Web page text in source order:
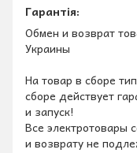
Гарантія:
Обмен и возврат
Украины
На товар в сборе
сборе действует
и запуск!
Все электротовары
и возврату не